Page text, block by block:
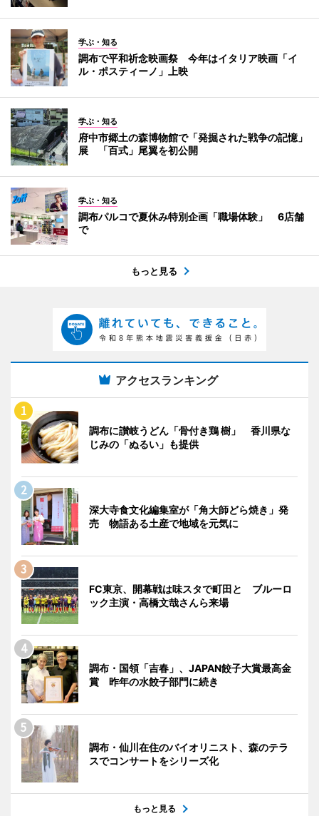
学ぶ・知る
調布で平和祈念映画祭 今年はイタリア映画「イ
ル・ポスティーノ」上映
学ぶ・知る
府中市郷土の森博物館で「発掘された戦争の記憶」
展 「百式」尾翼を初公開
学ぶ・知る
調布パルコで夏休み特別企画「職場体験」 6店舗
で
もっと見る
アクセスランキング
調布に讃岐うどん「骨付き鶏 樹」 香川県な
じみの「ぬるい」も提供
深大寺食文化編集室が「角大師どら焼き」発
売 物語ある土産で地域を元気に
FC東京、開幕戦は味スタで町田と ブルーロ
ック主演・高橋文哉さんら来場
調布・国領「吉春」、JAPAN餃子大賞最高金
賞 昨年の水餃子部門に続き
調布・仙川在住のバイオリニスト、森のテラ
スでコンサートをシリーズ化
もっと見る